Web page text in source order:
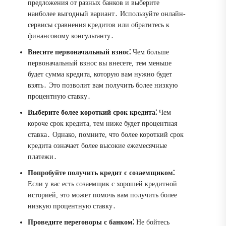
предложения от разных банков и выберите
наиболее выгодный вариант․ Используйте онлайн-
сервисы сравнения кредитов или обратитесь к
финансовому консультанту․
Внесите первоначальный взнос⁚ Чем больше
первоначальный взнос вы внесете, тем меньше
будет сумма кредита, которую вам нужно будет
взять․ Это позволит вам получить более низкую
процентную ставку․
Выберите более короткий срок кредита⁚ Чем
короче срок кредита, тем ниже будет процентная
ставка․ Однако, помните, что более короткий срок
кредита означает более высокие ежемесячные
платежи․
Попробуйте получить кредит с созаемщиком⁚
Если у вас есть созаемщик с хорошей кредитной
историей, это может помочь вам получить более
низкую процентную ставку․
Проведите переговоры с банком⁚ Не бойтесь